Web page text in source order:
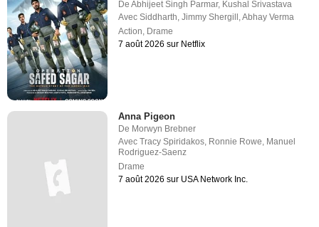
DeAbhijeet Singh Parmar, Kushal Srivastava
AvecSiddharth,Jimmy Shergill ,Abhay Verma
Action, Drame
7 août 2026 sur Netflix
Anna Pigeon
De Morwyn Brebner
AvecTracy Spiridakos Ronnie Rowe Manuel
Rodriguez-Saenz
Drame
7 août 2026 sur USA Network Inc.